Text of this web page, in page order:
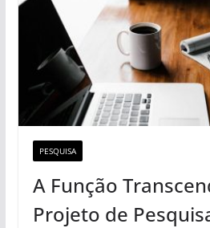
PESQUISA
A Função
Projeto de